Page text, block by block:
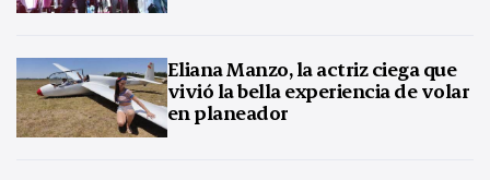
Eliana Manzo, la actriz ciega que
vivió la bella experiencia de volar
en planeador